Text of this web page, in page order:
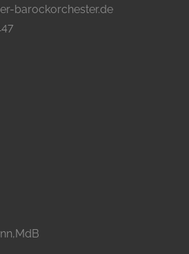
barockorchester.de